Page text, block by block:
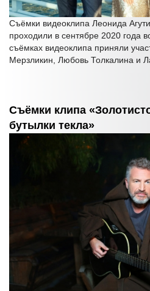
Съёмки видеоклипа Леонида
проходили в сентябре 2020 года
съёмках видеоклипа приняли
Мерзликин, Любовь Толкалина и
Съёмки клипа
бутылки текла»